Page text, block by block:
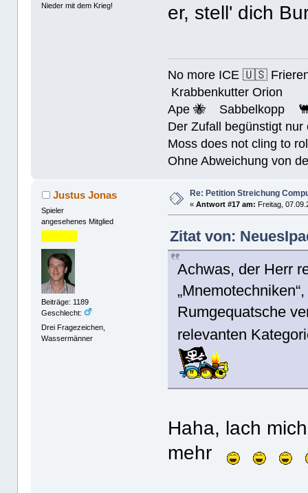
Nieder mit dem Krieg!
er, stell' dich
No more ICE 🇺🇸
Krabbenkutter Orion
Ape 🐝 Sabbelkopp
Der Zufall begünstigt
Moss does not cling to
Ohne Abweichung von
Justus Jonas
Spieler
angesehenes Mitglied
Beiträge: 1189
Geschlecht:
Drei Fragezeichen,
Wassermänner
Re: Petition Streichung
«Antwort #17 am: Freitag,
Zitat von:
Achwas, der Herr
Rumgequatsche
relevanten
Haha, lach
mehr